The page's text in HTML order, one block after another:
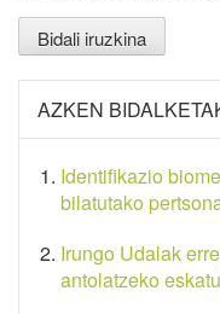
AZKEN
Identifikazio
bilatutako
Irungo Udalak
antolatzeko